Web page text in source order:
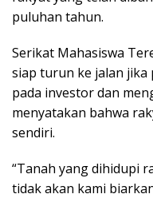
puluhan tahun.
Serikat Mahasiswa
siap turun ke jalan
pada investor dan
menyatakan bahwa
sendiri.
“Tanah yang dihidupi
tidak akan kami